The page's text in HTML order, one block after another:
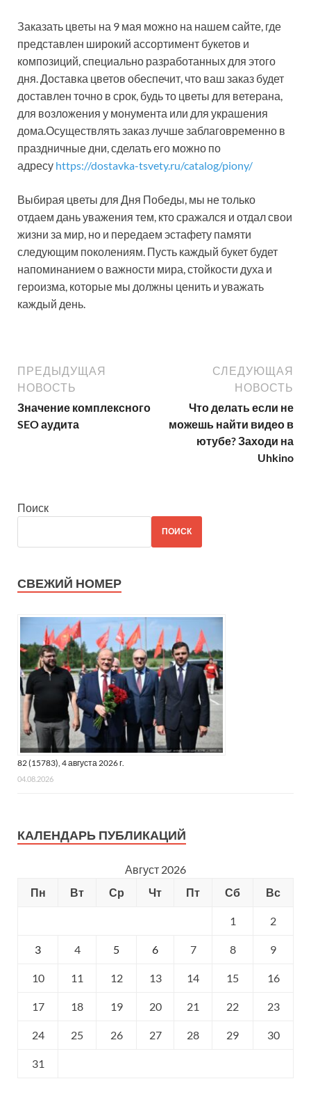
Заказать цветы на 9 мая можно на нашем сайте, где
представлен широкий ассортимент букетов и
композиций, специально разработанных для этого
дня. Доставка цветов обеспечит, что ваш заказ будет
доставлен точно в срок, будь то цветы для ветерана,
для возложения у монумента или для украшения
дома.Осуществлять заказ лучше заблаговременно в
праздничные дни, сделать его можно по
адресу https://dostavka-tsvety.ru/catalog/piony/
Выбирая цветы для Дня Победы, мы не только
отдаем дань уважения тем, кто сражался и отдал свои
жизни за мир, но и передаем эстафету памяти
следующим поколениям. Пусть каждый букет будет
напоминанием о важности мира, стойкости духа и
героизма, которые мы должны ценить и уважать
каждый день.
ПРЕДЫДУЩАЯ
НОВОСТЬ
Значение комплексного
SEO аудита
СЛЕДУЮЩАЯ
НОВОСТЬ
Что делать если не
можешь найти видео в
ютубе? Заходи на
Uhkino
Поиск
ПОИСК
СВЕЖИЙ НОМЕР
82 (15783), 4 августа 2026 г.
04.08.2026
КАЛЕНДАРЬ ПУБЛИКАЦИЙ
Август 2026
Пн
Вт Ср Чт Пт Сб Вс
1 2
3 4 5 6 7 8 9
10 11 12 13 14 15 16
17 18 19 20 21 22 23
24 25 26 27 28 29 30
31